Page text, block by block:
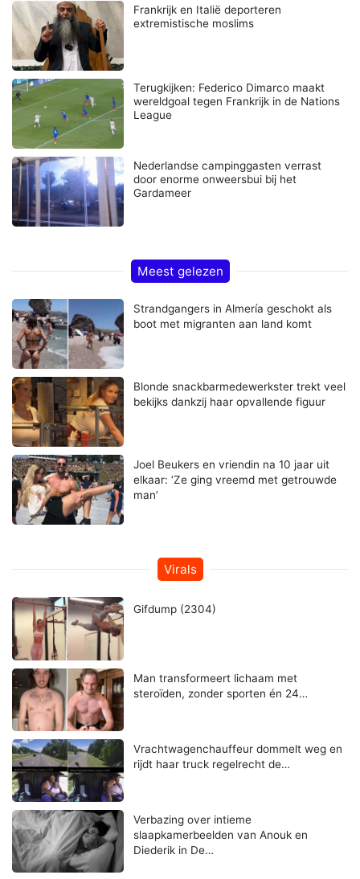
Frankrijk en Italië deporteren
extremistische moslims
Terugkijken: Federico Dimarco maakt
wereldgoal tegen Frankrijk in de Nations
League
Nederlandse campinggasten verrast
door enorme onweersbui bij het
Gardameer
Meest gelezen
Strandgangers in Almería geschokt als
boot met migranten aan land komt
Blonde snackbarmedewerkster trekt veel
bekijks dankzij haar opvallende figuur
Joel Beukers en vriendin na 10 jaar uit
elkaar: ‘Ze ging vreemd met getrouwde
man’
Virals
Gifdump (2304)
Man transformeert lichaam met
steroïden, zonder sporten én 24…
Vrachtwagenchauffeur dommelt weg en
rijdt haar truck regelrecht de…
Verbazing over intieme
slaapkamerbeelden van Anouk en
Diederik in De…